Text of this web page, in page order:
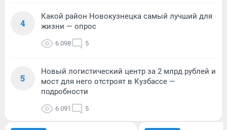
4
Какой район Новокузнецка самый лучший для
жизни — опрос
6 098 5
5
Новый логистический центр за 2 млрд рублей и
мост для него отстроят в Кузбассе —
подробности
6 091 5